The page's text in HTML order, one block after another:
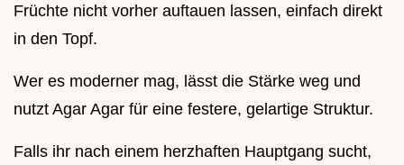
Früchte nicht vorher auftauen lassen, einfach direkt
in den Topf.
Wer es moderner mag, lässt die Stärke weg und
nutzt Agar Agar für eine festere, gelartige Struktur.
Falls ihr nach einem herzhaften Hauptgang sucht,